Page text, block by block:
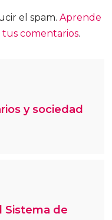
el spam. Aprende
tus comentarios.
y sociedad
Sistema de